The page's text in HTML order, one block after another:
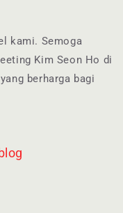
kami. Semoga
Kim Seon Ho di
berharga bagi